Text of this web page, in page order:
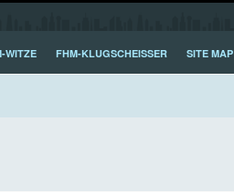
WITZE FHM-KLUGSCHEISSER SITE MAP